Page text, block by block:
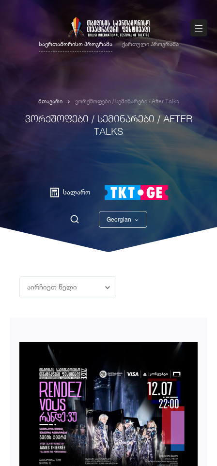
საერთაშორისო პროგრამა ქართული პროგრამა
მთავარი ვორქშოფები / სემინარები / After Talks
ᲕᲝᲠᲥᲨᲝᲤᲔᲑᲘ / ᲡᲔᲛᲘᲜᲐᲠᲔᲑᲘ / AFTER
TALKS
სალარო
Georgian
აირჩიეთ წელი